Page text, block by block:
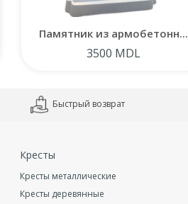
Памятник из армобетонн...
3500 MDL
Быстрый возврат
Кресты
Кресты металлические
Кресты деревянные